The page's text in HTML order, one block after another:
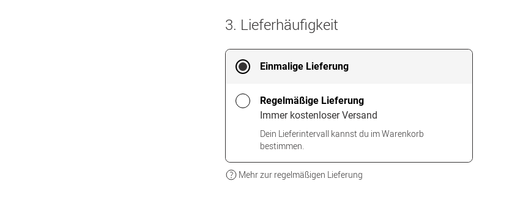
3. Lieferhäufigkeit
Einmalige Lieferung
Regelmäßige Lieferung
Immer kostenloser Versand
Dein Lieferintervall kannst du im Warenkorb
bestimmen.
Mehr zur regelmäßigen Lieferung